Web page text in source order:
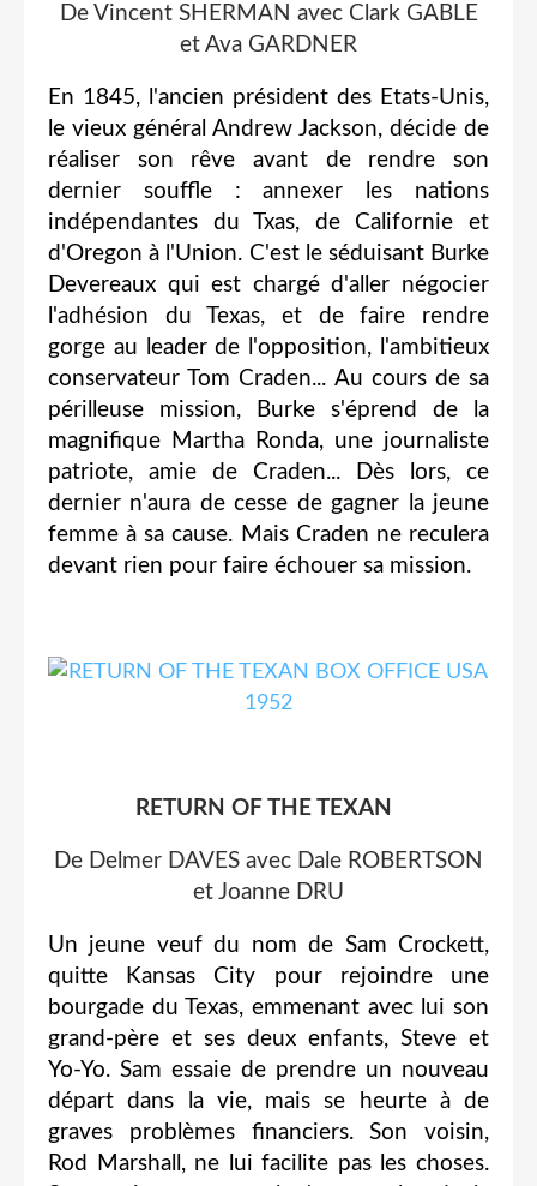
De Vincent SHERMAN avec Clark GABLE
et Ava GARDNER
En 1845, l'ancien président des Etats-Unis,
le vieux général Andrew Jackson, décide de
réaliser son rêve avant de rendre son
dernier souffle : annexer les nations
indépendantes du Txas, de Californie et
d'Oregon à l'Union. C'est le séduisant Burke
Devereaux qui est chargé d'aller négocier
l'adhésion du Texas, et de faire rendre
gorge au leader de l'opposition, l'ambitieux
conservateur Tom Craden... Au cours de sa
périlleuse mission, Burke s'éprend de la
magnifique Martha Ronda, une journaliste
patriote, amie de Craden... Dès lors, ce
dernier n'aura de cesse de gagner la jeune
femme à sa cause. Mais Craden ne reculera
devant rien pour faire échouer sa mission.
RETURN OF THE TEXAN
De Delmer DAVES avec Dale ROBERTSON
et Joanne DRU
Un jeune veuf du nom de Sam Crockett,
quitte Kansas City pour rejoindre une
bourgade du Texas, emmenant avec lui son
grand-père et ses deux enfants, Steve et
Yo-Yo. Sam essaie de prendre un nouveau
départ dans la vie, mais se heurte à de
graves problèmes financiers. Son voisin,
Rod Marshall, ne lui facilite pas les choses.